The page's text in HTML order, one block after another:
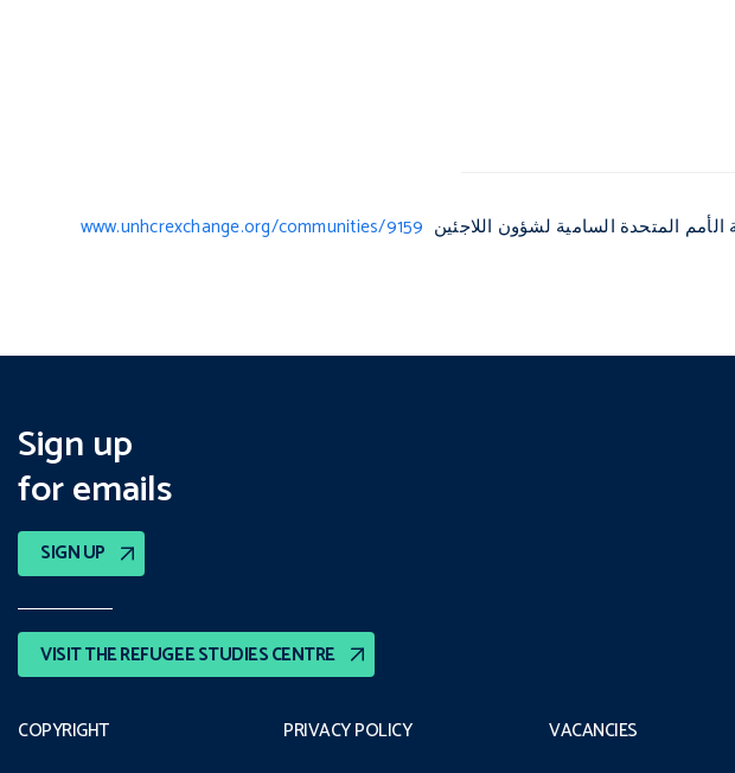
المتحدة السامية لشؤون اللاجئين www.unhcrexchange.org/communities/9159
Sign up
for emails
SIGN UP
VISIT THE REFUGEE STUDIES CENTRE
COPYRIGHT PRIVACY POLICY VACANCIES